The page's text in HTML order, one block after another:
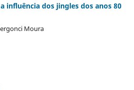
influência dos jingles dos anos 80
Moura